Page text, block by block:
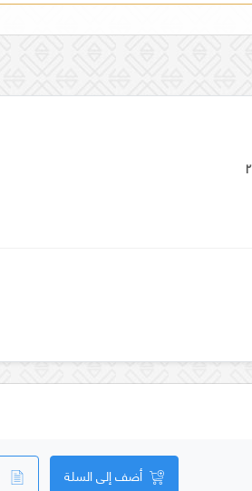
أضف إلى السلة